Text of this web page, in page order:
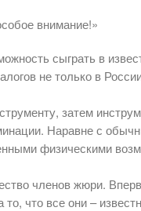
внимание!»
сыграть в
не только в
затем
Наравне с
физическими
членов жюри.
что все они –